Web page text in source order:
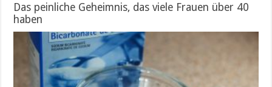
Das peinliche Geheimnis, das viele Frauen über 40
haben